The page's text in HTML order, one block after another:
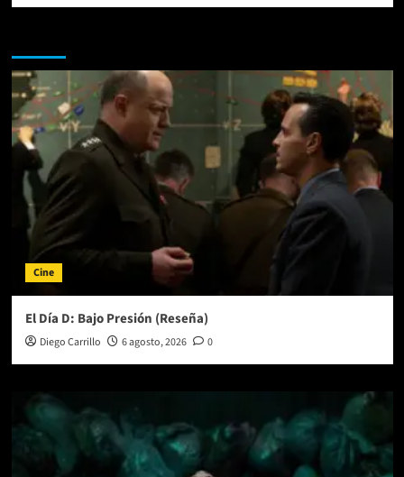
Cine
El Día D: Bajo Presión (Reseña)
Diego Carrillo 6 agosto, 2026 0